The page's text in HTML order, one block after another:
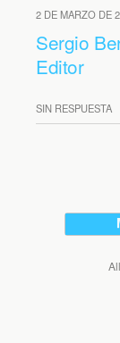
2 DE MARZO DE
Sergio
Editor
SIN RESPUESTA